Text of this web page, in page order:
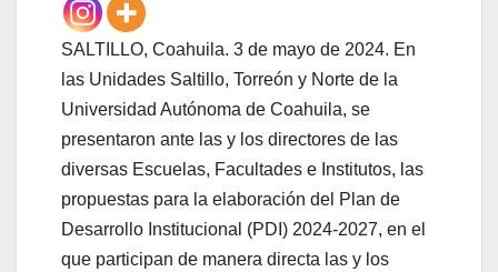
SALTILLO, Coahuila. 3 de mayo de 2024. En
las Unidades Saltillo, Torreón y Norte de la
Universidad Autónoma de Coahuila, se
presentaron ante las y los directores de las
diversas Escuelas, Facultades e Institutos, las
propuestas para la elaboración del Plan de
Desarrollo Institucional (PDI) 2024-2027, en el
que participan de manera directa las y los